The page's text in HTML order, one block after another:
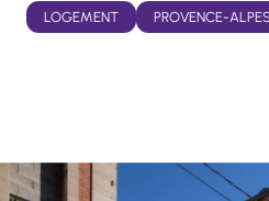
LOGEMENT PROVENCE-